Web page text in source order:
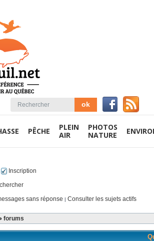
PÊCHE
PLEIN
AIR
PHOTOS
NATURE
Inscription
sans réponse | Consulter les sujets actifs
forums